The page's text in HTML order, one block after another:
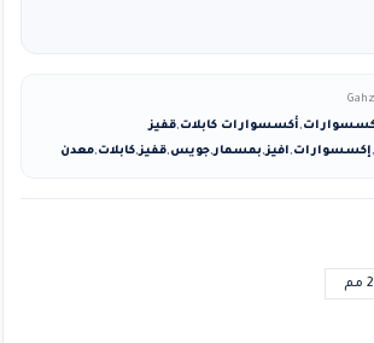
,أكسسوارات كابلات,قفيز
,إكسسوارات,افيز,بمسمار,جويس,قفيز,كابلات,معدن